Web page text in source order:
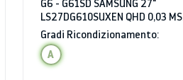
G6 - G61SD SAMSUNG 27"
LS27DG610SUXEN QHD 0,03 MS
240 HZ HDR10 HDMI HUB USB
SILVER
Gradi Ricondizionamento:
A